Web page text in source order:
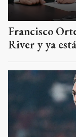
Francisco
River y ya